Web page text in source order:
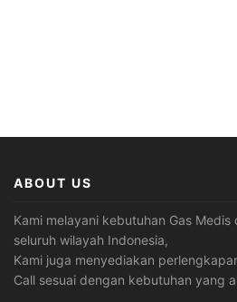
ABOUT US
Kami melayani kebutuhan Gas Medis
seluruh wilayah Indonesia,
Kami juga menyediakan
Call sesuai dengan kebutuhan yang